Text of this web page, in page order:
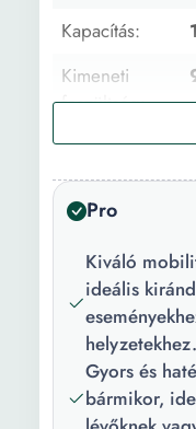
Kapacítás:
Kimeneti
feszültség:
Kimeneti
áramerősség:
USB portok
Töltési idő:
Anyag:
Védelmi
funkciók:
Pro
Kiváló
ideális
helyzetekhez.
Gyors és
bármikor,